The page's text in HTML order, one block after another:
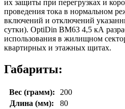
их защиты при перегрузках и
проведения тока в нормальном
включений и отключений
сутки). OptiDin ВМ63 4,5 кА
использования в жилищном
квартирных и этажных щитах.
Габариты:
Вес (грамм):
200
Длина (мм):
80